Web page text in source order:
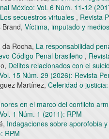
México: Vol. 6 Núm. 11-12
Los secuestros virtuales , Revista
Brand, Víctima, imputado y
Rocha, La responsabilidad
Código Penal brasileño ,
Delitos relacionados con el
15 Núm. 29 (2026): Revista
Martínez, Celeridad o justicia:
en el marco del conflicto
1 Núm. 1 (2011): RPM
Indagaciones sobre aporofobia
RPM